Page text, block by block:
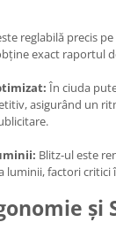
reglabilă precis
exact raportul
În ciuda
asigurând un
Blitz-ul este
luminii, factori
și